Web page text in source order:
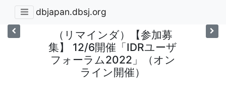
dbjapan.dbsj.org
（リマインダ）【参加募
集】 12/6開催「IDRユーザ
フォーラム2022」（オン
ライン開催）